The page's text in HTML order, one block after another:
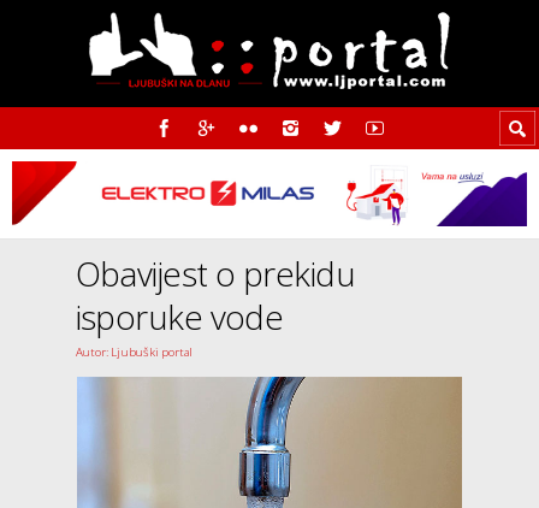
Obavijest o prekidu
isporuke vode
Autor: Ljubuški portal